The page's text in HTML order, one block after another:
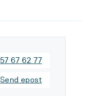
57 67 62 77
Send epost